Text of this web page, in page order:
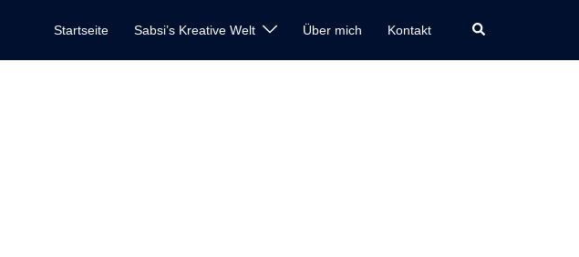
Startseite Sabsi’s Kreative Welt Über mich Kontakt Suche